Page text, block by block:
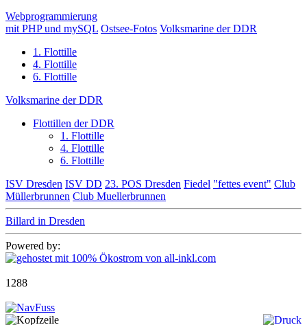
Webprogrammierung
mit PHP und mySQL Ostsee-Fotos Volksmarine der DDR
1. Flottille
4. Flottille
6. Flottille
Volksmarine der DDR
Flottillen der DDR
1. Flottille
4. Flottille
6. Flottille
ISV Dresden ISV DD 23. POS Dresden Fiedel "fettes event" Club
Müllerbrunnen Club Muellerbrunnen
Billard in Dresden
Powered by:
1288